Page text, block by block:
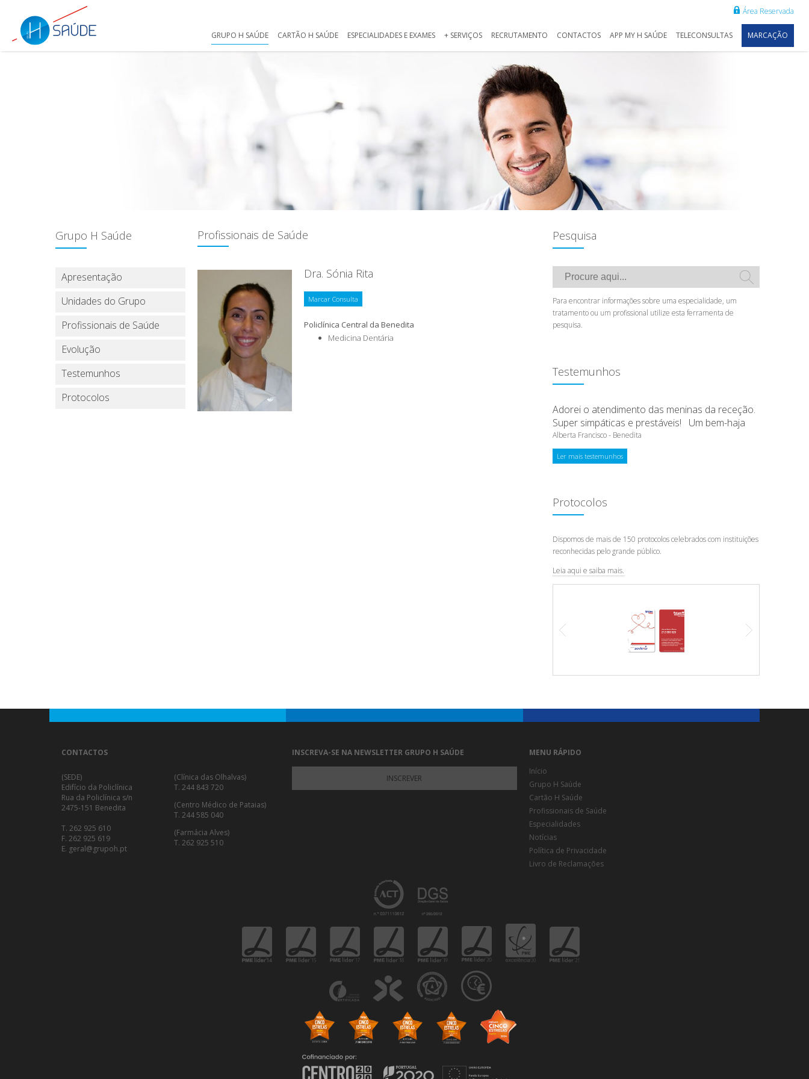
GRUPO H SAÚDE CARTÃO H SAÚDE ESPECIALIDADES E EXAMES + SERVIÇOS RECRUTAMENTO CONTACTOS APP MY H SAÚDE TELECONSULTAS MARCAÇÃO
Área Reservada
Grupo H Saúde
Apresentação
Unidades do Grupo
Profissionais de Saúde
Evolução
Testemunhos
Protocolos
Profissionais de Saúde
Dra. Sónia Rita
Marcar Consulta
Policlínica Central da Benedita
Medicina Dentária
Pesquisa
Para encontrar informações sobre uma especialidade, um
tratamento ou um profissional utilize esta ferramenta de
pesquisa.
Testemunhos
Adorei o atendimento das meninas da receção.
Super simpáticas e prestáveis! Um bem-haja
Alberta Francisco - Benedita
Ler mais testemunhos
Protocolos
Dispomos de mais de 150 protocolos celebrados com instituições
reconhecidas pelo grande público.
Leia aqui e saiba mais.
CONTACTOS
(SEDE)
Edifício da Policlínica
Rua da Policlínica s/n
2475-151 Benedita
T. 262 925 610
F. 262 925 619
E. geral@grupoh.pt
(Clínica das Olhalvas)
T. 244 843 720
(Centro Médico de Pataias)
T. 244 585 040
(Farmácia Alves)
T. 262 925 510
MENU RÁPIDO
Início
Grupo H Saúde
Cartão H Saúde
Profissionais de Saúde
Especialidades
Notícias
Política de Privacidade
Livro de Reclamações
INSCREVA-SE NA NEWSLETTER GRUPO H SAÚDE
INSCREVER